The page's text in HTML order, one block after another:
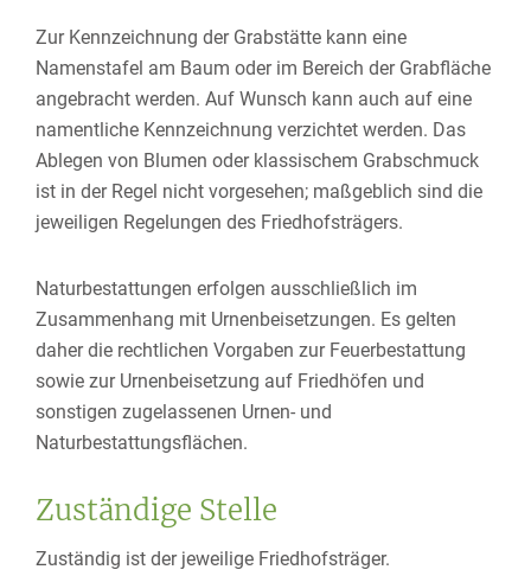
Zur Kennzeichnung der Grabstätte kann eine
Namenstafel am Baum oder im Bereich der Grabfläche
angebracht werden. Auf Wunsch kann auch auf eine
namentliche Kennzeichnung verzichtet werden. Das
Ablegen von Blumen oder klassischem Grabschmuck
ist in der Regel nicht vorgesehen; maßgeblich sind die
jeweiligen Regelungen des Friedhofsträgers.
Naturbestattungen erfolgen ausschließlich im
Zusammenhang mit Urnenbeisetzungen. Es gelten
daher die rechtlichen Vorgaben zur Feuerbestattung
sowie zur Urnenbeisetzung auf Friedhöfen und
sonstigen zugelassenen Urnen- und
Naturbestattungsflächen.
Zuständige Stelle
Zuständig ist der jeweilige Friedhofsträger.